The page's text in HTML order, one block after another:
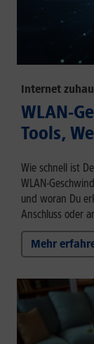
Internet
WLAN-
Tools,
Wie schnell ist
WLAN-
und woran Du
Anschluss oder
Mehr